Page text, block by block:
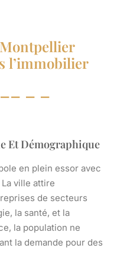
l’immobilier
Et Démographique
en plein essor avec
La ville attire
de secteurs
la santé, et la
la population ne
la demande pour des